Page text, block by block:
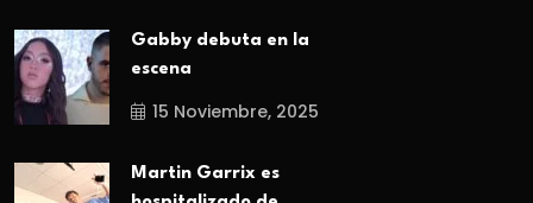
Gabby debuta en la
escena
15 Noviembre, 2025
Martin Garrix es